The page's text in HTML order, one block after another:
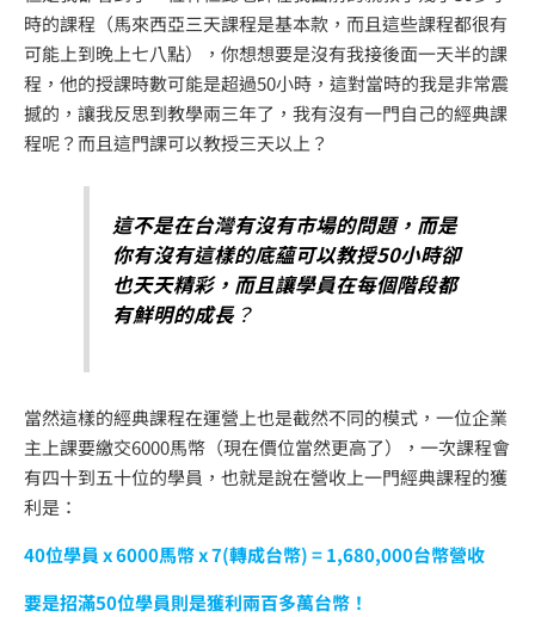
時的課程（馬來西亞三天課程是基本款，而且這些課程都很有
可能上到晚上七八點），你想想要是沒有我接後面一天半的課
程，他的授課時數可能是超過50小時，這對當時的我是非常震
撼的，讓我反思到教學兩三年了，我有沒有一門自己的經典課
程呢？而且這門課可以教授三天以上？
這不是在台灣有沒有市場的問題，而是
你有沒有這樣的底蘊可以教授50小時卻
也天天精彩，而且讓學員在每個階段都
有鮮明的成長？
當然這樣的經典課程在運營上也是截然不同的模式，一位企業
主上課要繳交6000馬幣（現在價位當然更高了），一次課程會
有四十到五十位的學員，也就是說在營收上一門經典課程的獲
利是：
40位學員 x 6000馬幣 x 7(轉成台幣) = 1,680,000台幣營收
要是招滿50位學員則是獲利兩百多萬台幣！